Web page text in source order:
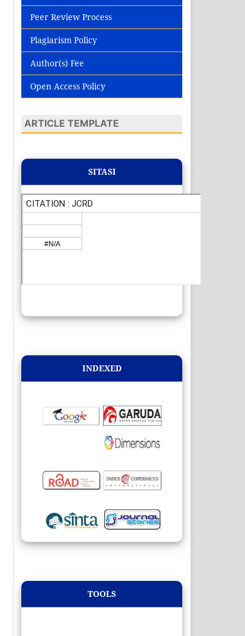
Peer Review Process
Plagiarism Policy
Author(s) Fee
Open Access Policy
ARTICLE TEMPLATE
SITASI
INDEXED
TOOLS